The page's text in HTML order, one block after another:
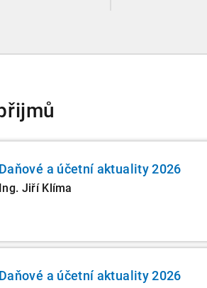
Daňové a účetní aktuality 2026
Ing. Jiří Klíma
Daňové a účetní aktuality 2026